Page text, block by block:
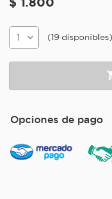
(19 disponibles)
Opciones de pago